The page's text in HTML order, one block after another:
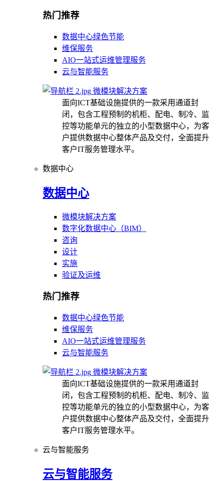
热门推荐
数据中心绿色节能
维保服务
AIO一站式运维管理服务
云与智能服务
微模块解决方案
面向ICT基础设施提供的一款采用通道封
闭，包含工程预制的机柜、配电、制冷、监
控等功能单元的独立的小型数据中心，为客
户提供数据中心整体产品及交付，全面提升
客户IT服务管理水平。
数据中心
数据中心
微模块解决方案
数字化数据中心（BIM）
咨询
设计
实施
验证及运维
热门推荐
数据中心绿色节能
维保服务
AIO一站式运维管理服务
云与智能服务
微模块解决方案
面向ICT基础设施提供的一款采用通道封
闭，包含工程预制的机柜、配电、制冷、监
控等功能单元的独立的小型数据中心，为客
户提供数据中心整体产品及交付，全面提升
客户IT服务管理水平。
云与智能服务
云与智能服务